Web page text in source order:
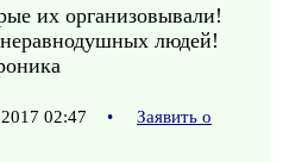
их организовывали!
людей!
02:47 •
Заявить о